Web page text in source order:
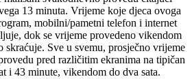
13 minuta. Vrijeme koje djeca ovoga
mobilni/pametni telefon i internet
dok se vrijeme provedeno vikendom
Sve u svemu, prosječno vrijeme
pred različitim ekranima na tipičan
i 43 minute, vikendom do dva sata.